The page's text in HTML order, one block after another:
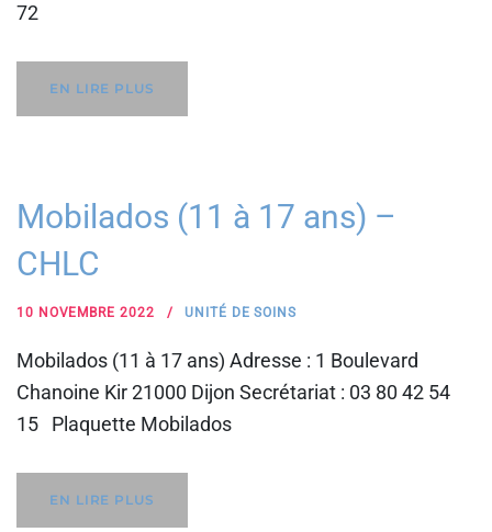
72
EN LIRE PLUS
Mobilados (11 à 17 ans) –
CHLC
10 NOVEMBRE 2022 UNITÉ DE SOINS
Mobilados (11 à 17 ans) Adresse : 1 Boulevard
Chanoine Kir 21000 Dijon Secrétariat : 03 80 42 54
15 Plaquette Mobilados
EN LIRE PLUS